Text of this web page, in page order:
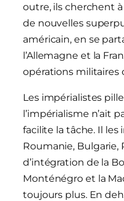
outre, ils cherchent
de nouvelles
américain, en se
l’Allemagne et la
opérations militaires
Les impérialistes
l’impérialisme n’ait
facilite la tâche. Il
Roumanie, Bulgarie,
d’intégration de la
Monténégro et la
toujours plus. En